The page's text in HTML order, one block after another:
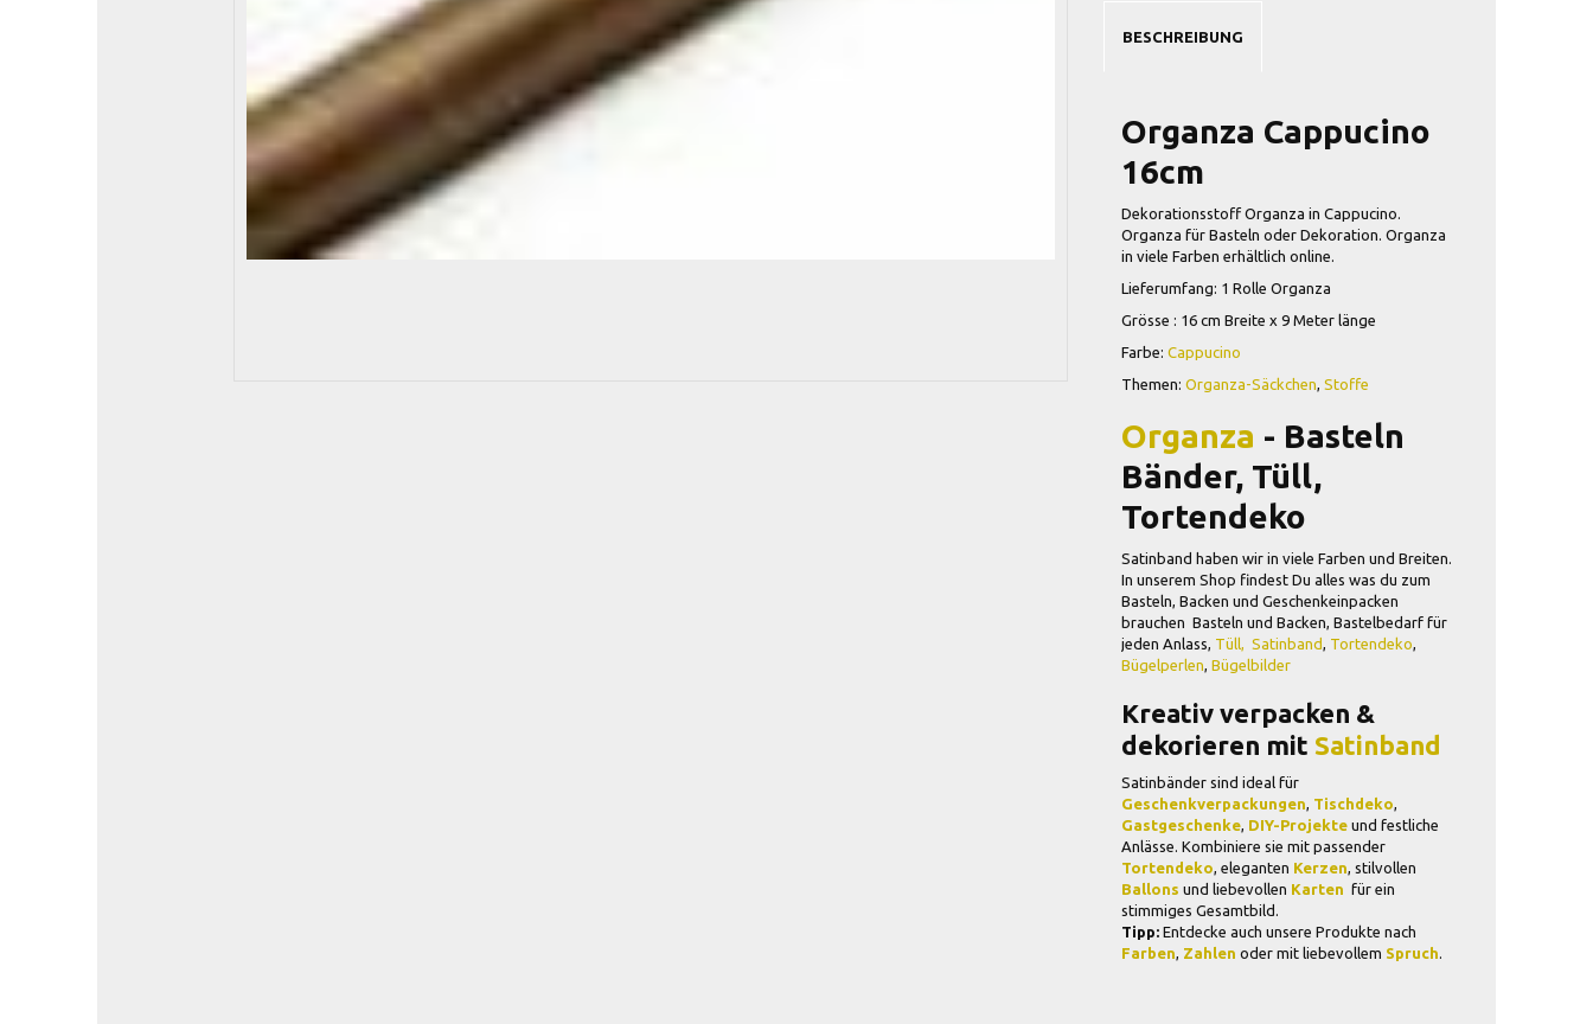
BESCHREIBUNG
Organza Cappucino
16cm
Dekorationsstoff Organza in Cappucino.
Organza für Basteln oder Dekoration. Organza
in viele Farben erhältlich online.
Lieferumfang: 1 Rolle Organza
Grösse : 16 cm Breite x 9 Meter länge
Farbe: Cappucino
Themen: Organza-Säckchen Stoffe
Organza - Basteln
Bänder, Tüll,
Tortendeko
Satinband haben wir in viele Farben und Breiten.
In unserem Shop findest Du alles was du zum
Basteln, Backen und Geschenkeinpacken
brauchen Basteln und Backen, Bastelbedarf für
jeden Anlass, Tüll, Satinband Tortendeko
Bügelperlen Bügelbilder
Kreativ verpacken &
dekorieren mit Satinband
Satinbänder sind ideal für
Geschenkverpackungen Tischdeko
Gastgeschenke, DIY-Projekteund festliche
Anlässe. Kombiniere sie mit passender
Tortendeko , eleganten Kerzen , stilvollen
Ballons und liebevollen Karten  für ein
stimmiges Gesamtbild.
Tipp:Entdecke auch unsere Produkte nach
Farben Zahlen oder mit liebevollem Spruch